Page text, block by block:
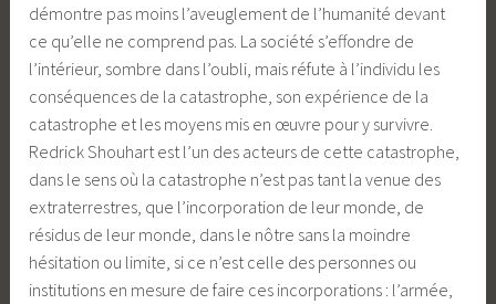
démontre pas moins l’aveuglement de l’humanité devant
ce qu’elle ne comprend pas. La société s’effondre de
l’intérieur, sombre dans l’oubli, mais réfute à l’individu les
conséquences de la catastrophe, son expérience de la
catastrophe et les moyens mis en œuvre pour y survivre.
Redrick Shouhart est l’un des acteurs de cette catastrophe,
dans le sens où la catastrophe n’est pas tant la venue des
extraterrestres, que l’incorporation de leur monde, de
résidus de leur monde, dans le nôtre sans la moindre
hésitation ou limite, si ce n’est celle des personnes ou
institutions en mesure de faire ces incorporations : l’armée,